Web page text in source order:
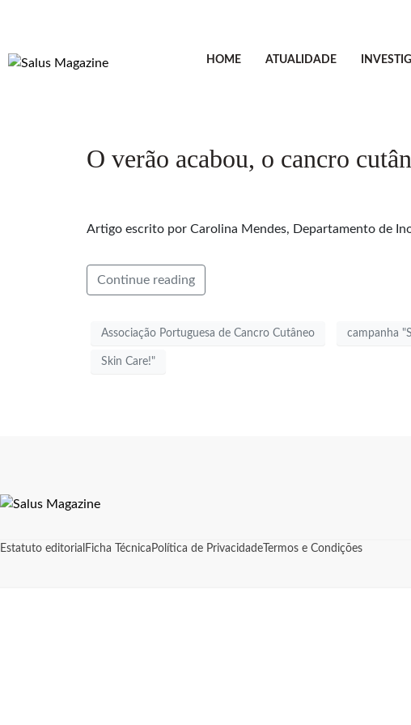
HOME ATUALIDADE
O verão acabou, o cancro
Artigo escrito por Carolina Mendes, Departamento de
Continue reading
Associação Portuguesa de Cancro Cutâneo campanha
Skin Care!"
Estatuto editorial Ficha Técnica Política de Privacidade Termos e Condições